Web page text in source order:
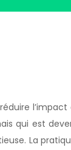
qui est
La